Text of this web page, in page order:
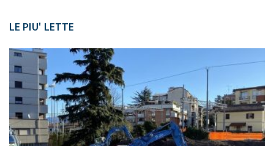
LE PIU' LETTE